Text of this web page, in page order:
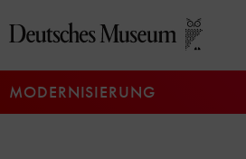
zum
MODERNISIERUNG